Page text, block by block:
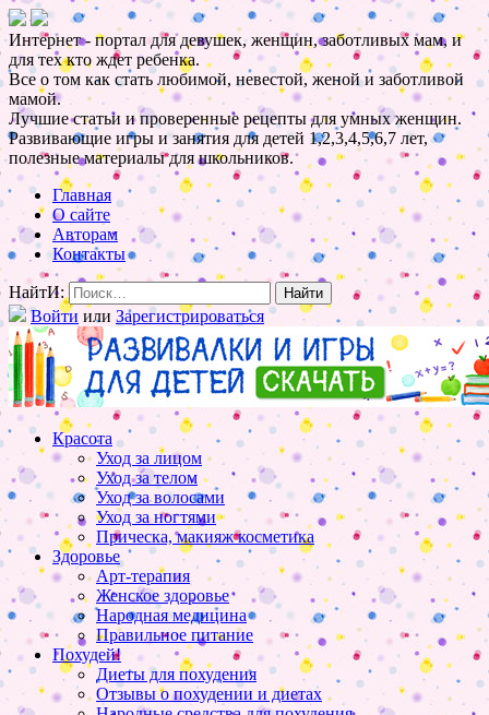
Интернет - портал для девушек, женщин, заботливых мам, и
для тех кто ждет ребенка.
Все о том как стать любимой, невестой, женой и заботливой
мамой.
Лучшие статьи и проверенные рецепты для умных женщин.
Развивающие игры и занятия для детей 1,2,3,4,5,6,7 лет,
полезные материалы для школьников.
Главная
О сайте
Авторам
Контакты
НайтИ:
Войти или Зарегистрироваться
Красота
Уход за лицом
Уход за телом
Уход за волосами
Уход за ногтями
Прическа, макияж косметика
Здоровье
Арт-терапия
Женское здоровье
Народная медицина
Правильное питание
Похудей!
Диеты для похудения
Отзывы о похудении и диетах